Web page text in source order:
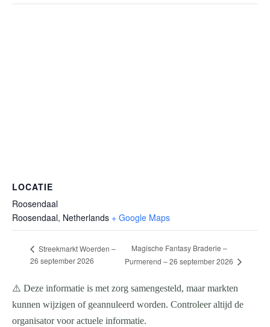
LOCATIE
Roosendaal
Roosendaal, Netherlands + Google Maps
Streekmarkt Woerden –
26 september 2026
Magische Fantasy Braderie –
Purmerend – 26 september 2026
⚠️ Deze informatie is met zorg samengesteld, maar markten
kunnen wijzigen of geannuleerd worden. Controleer altijd de
organisator voor actuele informatie.